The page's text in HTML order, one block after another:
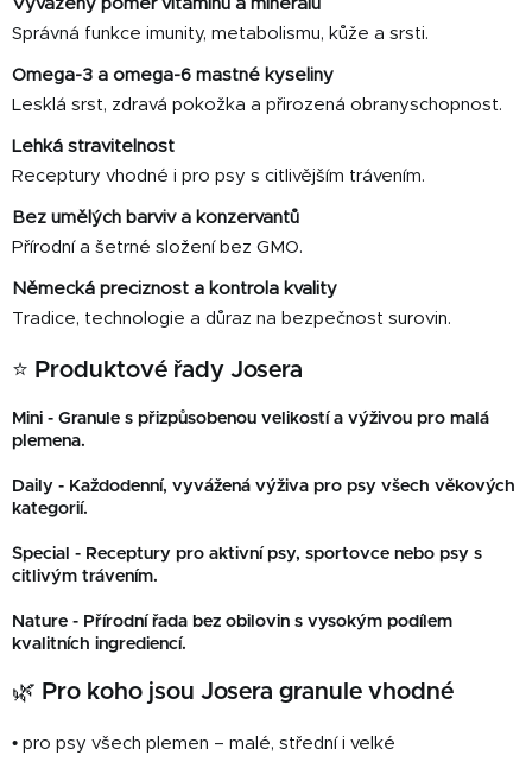
Vyvážený poměr vitamínů a minerálů
Správná funkce imunity, metabolismu, kůže a srsti.
Omega-3 a omega-6 mastné kyseliny
Lesklá srst, zdravá pokožka a přirozená obranyschopnost.
Lehká stravitelnost
Receptury vhodné i pro psy s citlivějším trávením.
Bez umělých barviv a konzervantů
Přírodní a šetrné složení bez GMO.
Německá preciznost a kontrola kvality
Tradice, technologie a důraz na bezpečnost surovin.
⭐ Produktové řady Josera
Mini - Granule s přizpůsobenou velikostí a výživou pro malá
plemena.
Daily - Každodenní, vyvážená výživa pro psy všech věkových
kategorií.
Special - Receptury pro aktivní psy, sportovce nebo psy s
citlivým trávením.
Nature - Přírodní řada bez obilovin s vysokým podílem
kvalitních ingrediencí.
🌿 Pro koho jsou Josera granule vhodné
• pro psy všech plemen – malé, střední i velké